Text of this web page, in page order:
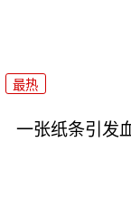
最热
一张纸条引发